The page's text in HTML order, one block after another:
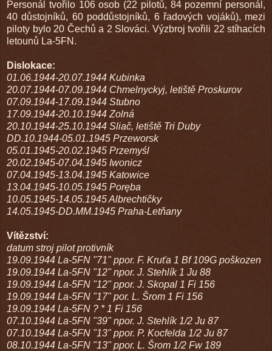
Personál tvořilo 106 osob (22 pilotů, 84 pozemní personál,
40 důstojníků, 60 poddůstojníků, 6 řadových vojáků), mezi
piloty bylo 20 Čechů a 2 Slováci. Výzbroj tvořili 22 stíhacích
letounů La-5FN.
Dislokace:
01.06.1944-20.07.1944 Kubinka
20.07.1944-07.09.1944 Chmelnyckyj, letiště Proskurov
07.09.1944-17.09.1944 Stubno
17.09.1944-20.10.1944 Zolná
20.10.1944-25.10.1944 Sliač, letiště Tri Duby
DD.10.1944-05.01.1945 Przeworsk
05.01.1945-20.02.1945 Przemyśl
20.02.1945-07.04.1945 Iwonicz
07.04.1945-13.04.1945 Katowice
13.04.1945-10.05.1945 Poręba
10.05.1945-14.05.1945 Albrechtičky
14.05.1945-DD.MM.1945 Praha-Letňany
Vítězství:
datum stroj pilot protivník
19.09.1944 La-5FN "71" ppor. F. Kruťa 1 Bf 109G poškozen
19.09.1944 La-5FN "12" npor. J. Stehlík 1 Ju 88
19.09.1944 La-5FN "12" ppor. J. Skopal 1 Fi 156
19.09.1944 La-5FN "17" por. L. Šrom 1 Fi 156
19.09.1944 La-5FN ? * 1 Fi 156
07.10.1944 La-5FN "39" npor. J. Stehlík 1/2 Ju 87
07.10.1944 La-5FN "13" ppor. P. Kocfelda 1/2 Ju 87
08.10.1944 La-5FN "13" ppor. L. Šrom 1/2 Fw 189